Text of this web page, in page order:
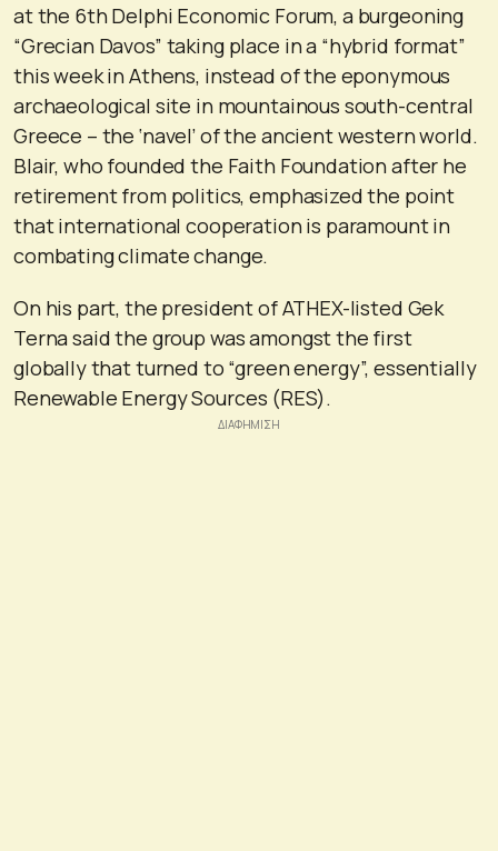
at the 6th Delphi Economic Forum, a burgeoning
“Grecian Davos” taking place in a “hybrid format”
this week in Athens, instead of the eponymous
archaeological site in mountainous south-central
Greece – the ‘navel’ of the ancient western world.
Blair, who founded the Faith Foundation after he
retirement from politics, emphasized the point
that international cooperation is paramount in
combating climate change.
On his part, the president of ATHEX-listed Gek
Terna said the group was amongst the first
globally that turned to “green energy”, essentially
Renewable Energy Sources (RES).